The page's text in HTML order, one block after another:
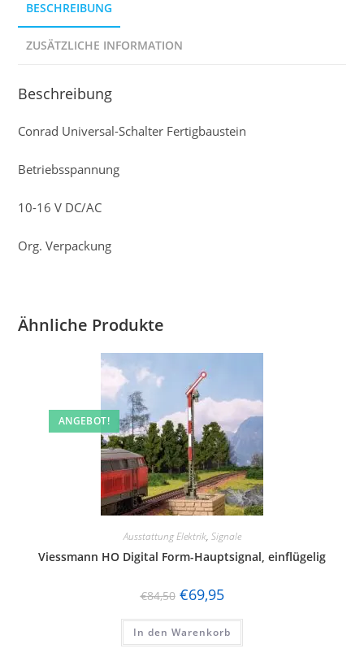
BESCHREIBUNG
ZUSÄTZLICHE INFORMATION
Beschreibung
Conrad Universal-Schalter Fertigbaustein
Betriebsspannung
10-16 V DC/AC
Org. Verpackung
Ähnliche Produkte
ANGEBOT!
Ausstattung Elektrik, Signale
Viessmann HO Digital Form-Hauptsignal, einflügelig
€84,50 €69,95
In den Warenkorb